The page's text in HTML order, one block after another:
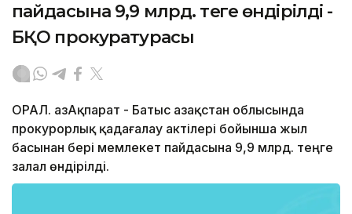
пайдасына 9,9 млрд. теңге өндірілді -
БҚО прокуратурасы
ОРАЛ. ҚазАқпарат - Батыс Қазақстан облысында
прокурорлық қадағалау актілері бойынша жыл
басынан бері мемлекет пайдасына 9,9 млрд. теңге
залал өндірілді.